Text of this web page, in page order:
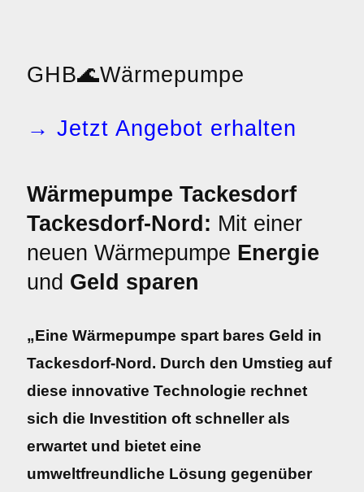
GHB🌊Wärmepumpe
→ Jetzt Angebot erhalten
Wärmepumpe Tackesdorf
Tackesdorf-Nord: Mit einer
neuen Wärmepumpe Energie
und Geld sparen
„Eine Wärmepumpe spart bares Geld in
Tackesdorf-Nord. Durch den Umstieg auf
diese innovative Technologie rechnet
sich die Investition oft schneller als
erwartet und bietet eine
umweltfreundliche Lösung gegenüber